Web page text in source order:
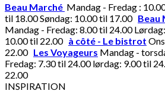
Beau Marché Mandag - Fredag :
til 18.00 Søndag: 10.00 til 17.00 Beau
Mandag - Fredag: 8.00 til 24.00
10.00 til 22.00 à côté - Le bistrot
22.00 Les Voyageurs Mandag -
Fredag: 7.30 til 24.00 lørdag: 9.00 til
22.00
INSPIRATION